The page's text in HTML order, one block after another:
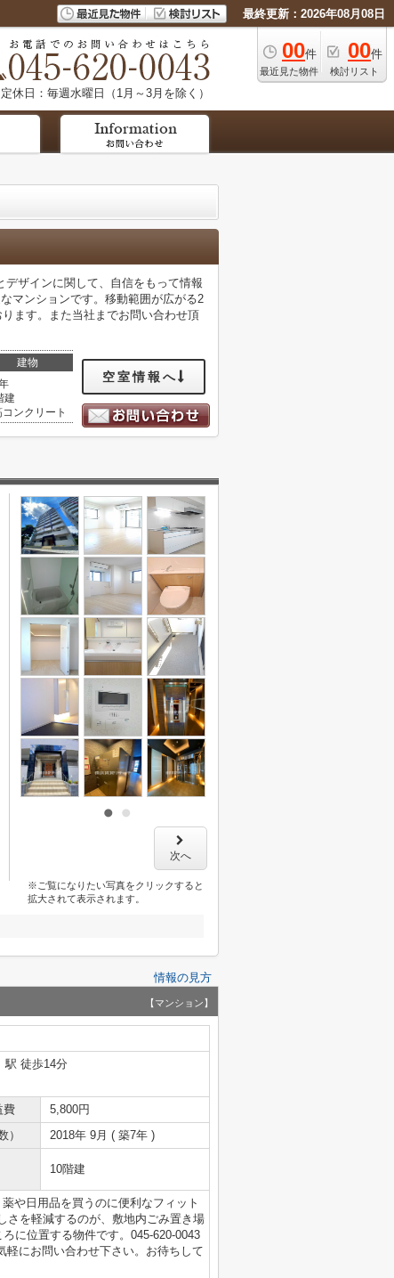
最終更新：2026年08月08日
00件
最近見た物件
00件
検討リスト
定休日：毎週水曜日（1月～3月を除く）
ザインに関して、自信をもって情報
マンションです。移動範囲が広がる2
ます。また当社までお問い合わせ頂
建物
建
ンクリート
空室情報へ
次へ
※ご覧になりたい写真をクリックすると
拡大されて表示されます。
情報の見方
【マンション】
駅 徒歩14分
費
5,800円
） 2018年 9月 ( 築7年 )
10階建
や日用品を買うのに便利なフィット
さを軽減するのが、敷地内ごみ置き場
に位置する物件です。045-620-0043
軽にお問い合わせ下さい。お待ちして